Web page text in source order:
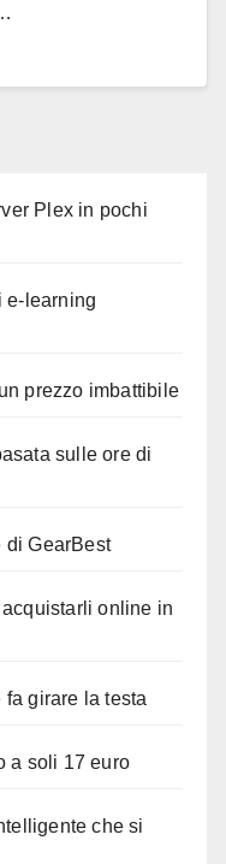
Plex in pochi
e-learning
prezzo imbattibile
sulle ore di
di GearBest
online in
fa girare la testa
a soli 17 euro
che si